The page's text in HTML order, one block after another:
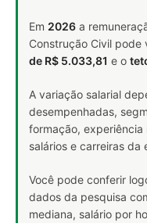
Em 2026 a
Construção Civil pode
de R$ 5.033,81 e o
A variação salarial
desempenhadas,
formação,
salários e carreiras da
Você pode conferir
dados da pesquisa
mediana, salário por